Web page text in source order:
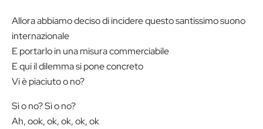
Allora abbiamo deciso di incidere questo santissimo suono
internazionale
E portarlo in una misura commerciabile
E qui il dilemma si pone concreto
Vi è piaciuto o no?
Sì o no? Sì o no?
Ah, ook, ok, ok, ok, ok